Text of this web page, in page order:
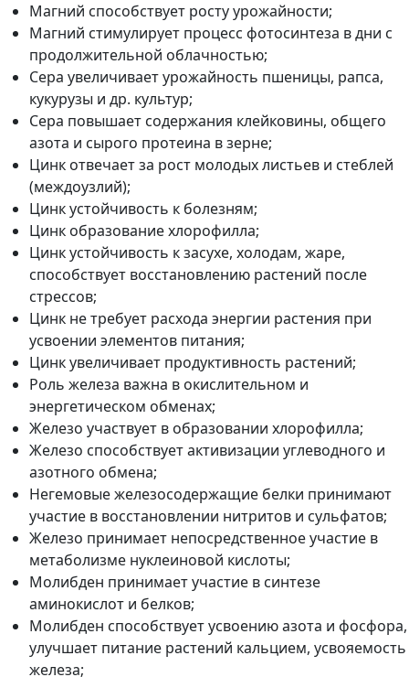
Магний способствует росту урожайности;
Магний стимулирует процесс фотосинтеза в дни с
продолжительной облачностью;
Сера увеличивает урожайность пшеницы, рапса,
кукурузы и др. культур;
Сера повышает содержания клейковины, общего
азота и сырого протеина в зерне;
Цинк отвечает за рост молодых листьев и стеблей
(междоузлий);
Цинк устойчивость к болезням;
Цинк образование хлорофилла;
Цинк устойчивость к засухе, холодам, жаре,
способствует восстановлению растений после
стрессов;
Цинк не требует расхода энергии растения при
усвоении элементов питания;
Цинк увеличивает продуктивность растений;
Роль железа важна в окислительном и
энергетическом обменах;
Железо участвует в образовании хлорофилла;
Железо способствует активизации углеводного и
азотного обмена;
Негемовые железосодержащие белки принимают
участие в восстановлении нитритов и сульфатов;
Железо принимает непосредственное участие в
метаболизме нуклеиновой кислоты;
Молибден принимает участие в синтезе
аминокислот и белков;
Молибден способствует усвоению азота и фосфора,
улучшает питание растений кальцием, усвояемость
железа;